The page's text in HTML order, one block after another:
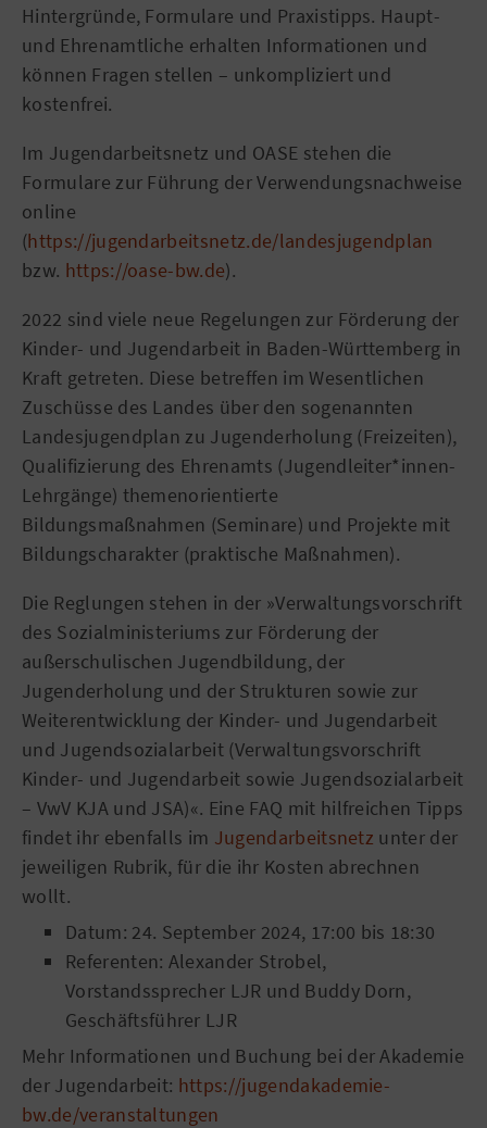
Hintergründe, Formulare und Praxistipps. Haupt-
und Ehrenamtliche erhalten Informationen und
können Fragen stellen – unkompliziert und
kostenfrei.
Im Jugendarbeitsnetz und OASE stehen die
Formulare zur Führung der Verwendungsnachweise
online
(https://jugendarbeitsnetz.de/landesjugendplan
bzw. https://oase-bw.de).
2022 sind viele neue Regelungen zur Förderung der
Kinder- und Jugendarbeit in Baden-Württemberg in
Kraft getreten. Diese betreffen im Wesentlichen
Zuschüsse des Landes über den sogenannten
Landesjugendplan zu Jugenderholung (Freizeiten),
Qualifizierung des Ehrenamts (Jugendleiter*innen-
Lehrgänge) themenorientierte
Bildungsmaßnahmen (Seminare) und Projekte mit
Bildungscharakter (praktische Maßnahmen).
Die Reglungen stehen in der »Verwaltungsvorschrift
des Sozialministeriums zur Förderung der
außerschulischen Jugendbildung, der
Jugenderholung und der Strukturen sowie zur
Weiterentwicklung der Kinder- und Jugendarbeit
und Jugendsozialarbeit (Verwaltungsvorschrift
Kinder- und Jugendarbeit sowie Jugendsozialarbeit
– VwV KJA und JSA)«. Eine FAQ mit hilfreichen Tipps
findet ihr ebenfalls im Jugendarbeitsnetz unter der
jeweiligen Rubrik, für die ihr Kosten abrechnen
wollt.
Datum: 24. September 2024, 17:00 bis 18:30
Referenten: Alexander Strobel,
Vorstandssprecher LJR und Buddy Dorn,
Geschäftsführer LJR
Mehr Informationen und Buchung bei der Akademie
der Jugendarbeit: https://jugendakademie-
bw.de/veranstaltungen